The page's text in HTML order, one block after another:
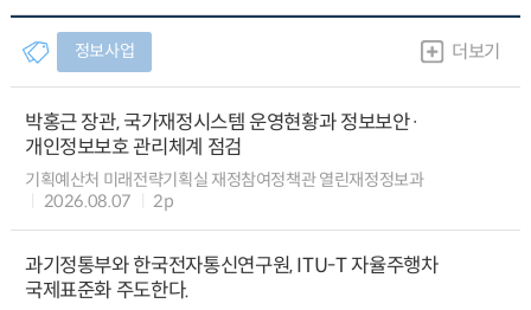
정보사업 더보기
박홍근 장관, 국가재정시스템 운영현황과 정보보안·
개인정보보호 관리체계 점검
기획예산처 미래전략기획실 재정참여정책관 열린재정정보과
2026.08.07
2p
과기정통부와 한국전자통신연구원, ITU-T 자율주행차
국제표준화 주도한다.